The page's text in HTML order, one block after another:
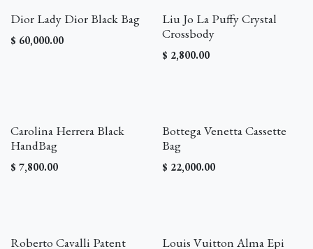
Dior Lady Dior Black Bag
$ 60,000.00
Liu Jo La Puffy Crystal
Crossbody
$ 2,800.00
Carolina Herrera Black
HandBag
$ 7,800.00
Bottega Venetta Cassette
Bag
$ 22,000.00
Roberto Cavalli Patent
Louis Vuitton Alma Epi